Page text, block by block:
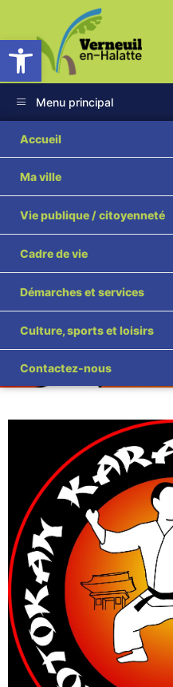
Ouvrir la barre d’outils
Menu principal
Accueil
Ma ville
Vie publique / citoyenneté
Cadre de vie
Démarches et services
Culture, sports et loisirs
Contactez-nous
Coupe de
Karaté
Accueil
L'actualité des
Coupe de l’OISE Karaté